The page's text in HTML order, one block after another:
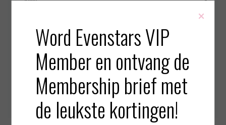
Op voorraad (1)
Toevoegen aan winkelwagen
×
Word Evenstars VIP
Member en ontvang de
Membership brief met
de leukste kortingen!